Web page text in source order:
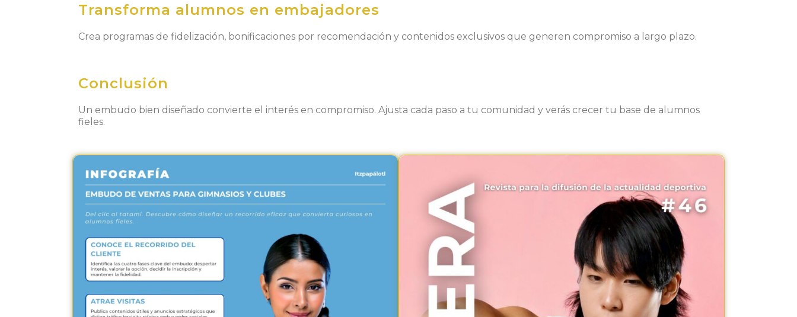
Transforma alumnos en embajadores
Crea programas de fidelización, bonificaciones por recomendación y contenidos exclusivos que generen compromiso a largo plazo.
Conclusión
Un embudo bien diseñado convierte el interés en compromiso. Ajusta cada paso a tu comunidad y verás crecer tu base de alumnos
fieles.